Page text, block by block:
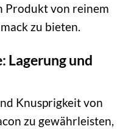
Produkt von reinem
zu bieten.
Lagerung und
Knusprigkeit von
zu gewährleisten,